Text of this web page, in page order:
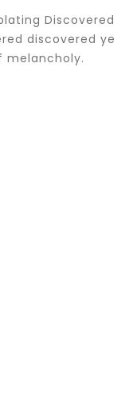
Discovered
discovered ye